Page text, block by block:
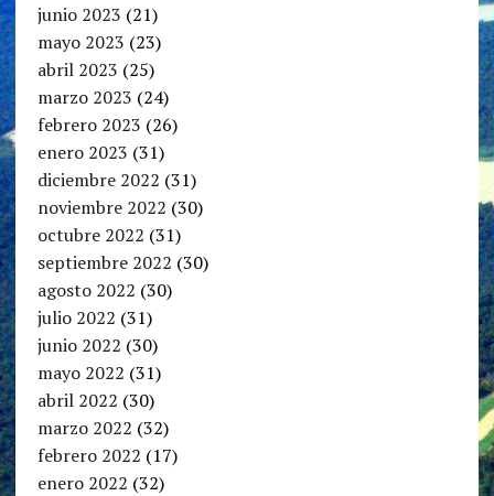
junio 2023 (21)
mayo 2023 (23)
abril 2023 (25)
marzo 2023 (24)
febrero 2023 (26)
enero 2023 (31)
diciembre 2022 (31)
noviembre 2022 (30)
octubre 2022 (31)
septiembre 2022 (30)
agosto 2022 (30)
julio 2022 (31)
junio 2022 (30)
mayo 2022 (31)
abril 2022 (30)
marzo 2022 (32)
febrero 2022 (17)
enero 2022 (32)